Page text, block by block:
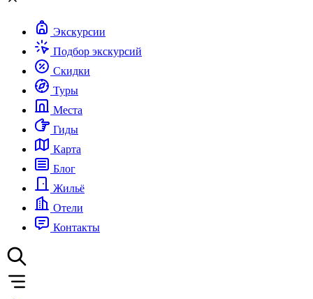
Экскурсии
Подбор экскурсий
Скидки
Туры
Места
Гиды
Карта
Блог
Жильё
Отели
Контакты